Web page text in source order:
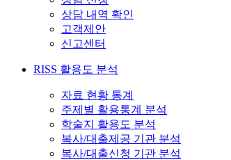
상담 내역 확인
고객제안
신고센터
RISS 활용도 분석
자료 현황 통계
주제별 활용통계 분석
학술지 활용도 분석
복사/대출제공 기관 분석
복사/대출신청 기관 분석